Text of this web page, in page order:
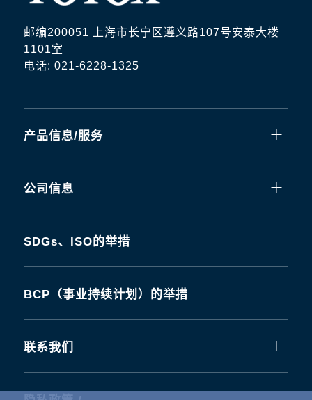
邮编200051 上海市长宁区遵义路107号安泰大楼
1101室
电话: 021-6228-1325
产品信息/服务
公司信息
SDGs、ISO的举措
BCP（事业持续计划）的举措
联系我们